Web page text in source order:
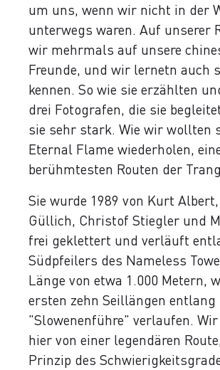
um uns, wenn wir nicht in der
unterwegs waren. Auf unserer
wir mehrmals auf unsere
Freunde, und wir lernetn auch
kennen. So wie sie erzählten
drei Fotografen, die sie
sie sehr stark. Wie wir wollten
Eternal Flame wiederholen,
berühmtesten Routen der
Sie wurde 1989 von Kurt
Güllich, Christof Stiegler und
frei geklettert und verläuft
Südpfeilers des Nameless
Länge von etwa 1.000 Metern,
ersten zehn Seillängen entlang
"Slowenenführe" verlaufen. Wir
hier von einer legendären
Prinzip des